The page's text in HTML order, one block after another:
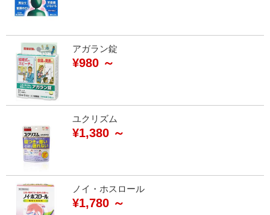
アガラン錠
¥980 ～
ユクリズム
¥1,380 ～
ノイ・ホスロール
¥1,780 ～